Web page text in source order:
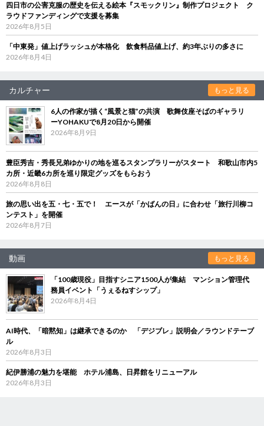
四日市の公害克服の歴史を伝える絵本『スモックリン』制作プロジェクト ク
ラウドファンディングで支援を募集
2026年8月5日
「中東発」値上げラッシュが本格化 飲食料品値上げ、約3年ぶりの多さに
2026年8月4日
カルチャー もっと見る
6人の作家が描く“風景と猫”の共演 歌舞伎座そばのギャラリ
ーYOHAKUで8月20日から開催
2026年8月9日
豊臣秀吉・秀長兄弟ゆかりの地を巡るスタンプラリーがスタート 和歌山市内5
カ所・近畿6カ所を巡り限定グッズをもらおう
2026年8月8日
旅の思い出を五・七・五で！ エースが「かばんの日」に合わせ「旅行川柳コ
ンテスト」を開催
2026年8月7日
動画 もっと見る
「100歳現役」目指すシニア1500人が集結 マンション管理代
務員イベント「うぇるねすシップ」
2026年8月4日
AI時代、「暗黙知」は継承できるのか 「デジブレ」説明会／ラウンドテーブ
ル
2026年8月3日
紀伊勝浦の魅力を堪能 ホテル浦島、日昇館をリニューアル
2026年8月3日